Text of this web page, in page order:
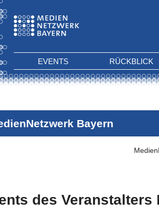
EVENTS RÜCKBLICK
Bayern
des Veranstalters